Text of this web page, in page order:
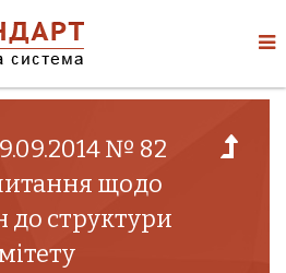
№ 82
щодо
до структури